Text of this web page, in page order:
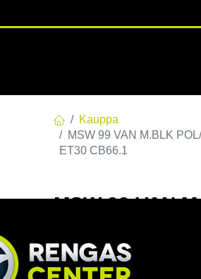
Kauppa
MSW 99 VAN M.BLK
ET30 CB66.1
MSW 99 VAN
CB66.1